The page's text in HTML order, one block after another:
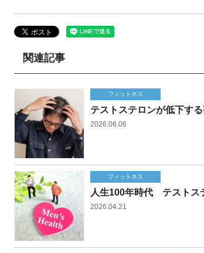
関連記事
フィットネス
テストステロンが低下す
2026.06.06
フィットネス
人生100年時代 テストス
2026.04.21